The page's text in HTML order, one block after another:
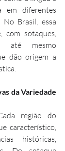
em diferentes
No Brasil, essa
com sotaques,
até mesmo
dão origem a
da Variedade
região do
característico,
históricas,